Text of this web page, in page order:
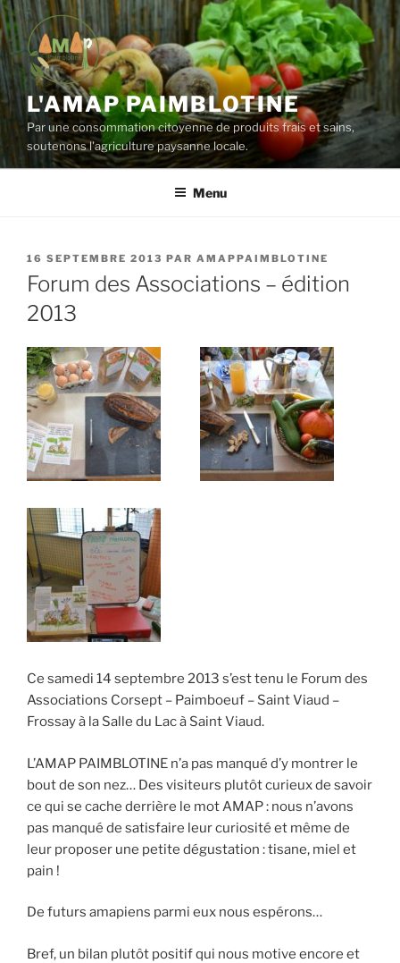
Aller
au
contenu
principal
L'AMAP PAIMBLOTINE
Par une consommation citoyenne de produits frais et sains,
soutenons l'agriculture paysanne locale.
Menu
PUBLIÉ
LE
16 SEPTEMBRE 2013 PAR AMAPPAIMBLOTINE
Forum des Associations – édition
2013
Ce samedi 14 septembre 2013 s’est tenu le Forum des
Associations Corsept – Paimboeuf – Saint Viaud –
Frossay à la Salle du Lac à Saint Viaud.
L’AMAP PAIMBLOTINE n’a pas manqué d’y montrer le
bout de son nez… Des visiteurs plutôt curieux de savoir
ce qui se cache derrière le mot AMAP : nous n’avons
pas manqué de satisfaire leur curiosité et même de
leur proposer une petite dégustation : tisane, miel et
pain !
De futurs amapiens parmi eux nous espérons…
Bref, un bilan plutôt positif qui nous motive encore et